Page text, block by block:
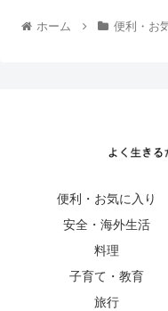
ホーム 便利・お
便利・お気に入り
安全・海外生活
料理
子育て・教育
旅行